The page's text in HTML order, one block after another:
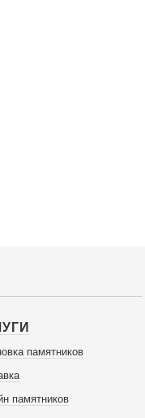
памятников
памятников